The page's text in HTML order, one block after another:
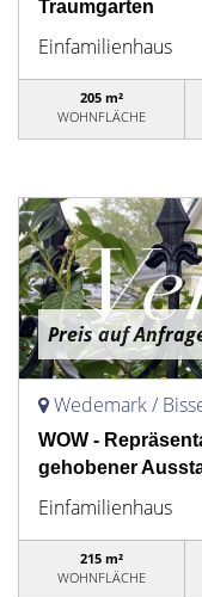
Traumgarten
Einfamilienhaus
205 m²
WOHNFLÄCHE
Preis auf
Wedemark /
WOW -
gehobener
Einfamilienhaus
215 m²
WOHNFLÄCHE